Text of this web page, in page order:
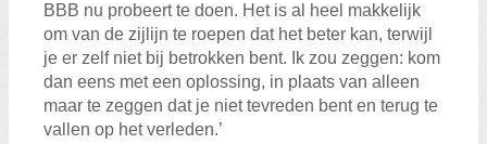
BBB nu probeert te doen. Het is al heel makkelijk
om van de zijlijn te roepen dat het beter kan, terwijl
je er zelf niet bij betrokken bent. Ik zou zeggen: kom
dan eens met een oplossing, in plaats van alleen
maar te zeggen dat je niet tevreden bent en terug te
vallen op het verleden.’